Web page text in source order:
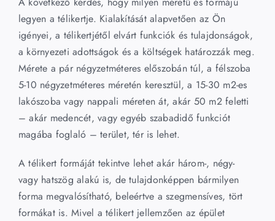
legyen a télikertje. Kialakítását alapvetően az Ön
igényei, a télikertjétől elvárt funkciók és tulajdonságok,
a környezeti adottságok és a költségek határozzák meg.
Mérete a pár négyzetméteres előszobán túl, a félszoba
5-10 négyzetméteres méretén keresztül, a 15-30 m2-es
lakószoba vagy nappali méreten át, akár 50 m2 feletti
– akár medencét, vagy egyéb szabadidő funkciót
magába foglaló – terület, tér is lehet.
A télikert formáját tekintve lehet akár három-, négy-
vagy hatszög alakú is, de tulajdonképpen bármilyen
forma megvalósítható, beleértve a szegmensíves, tört
formákat is. Mivel a télikert jellemzően az épület